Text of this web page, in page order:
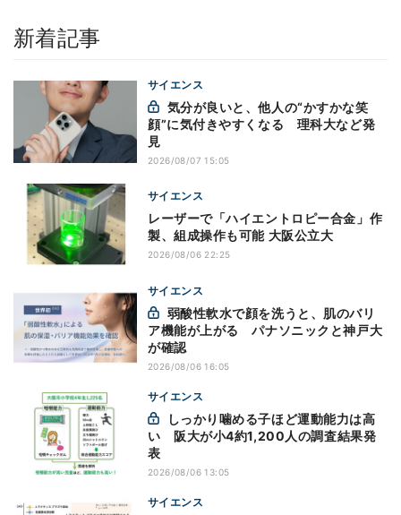
新着記事
サイエンス
顔”に気付きやすくなる 理科大など発
見
2026/08/07 15:05
サイエンス
レーザーで「ハイエントロピー合金」作
製、組成操作も可能 大阪公立大
2026/08/06 22:25
サイエンス
ア機能が上がる パナソニックと神戸大
が確認
2026/08/06 16:05
サイエンス
い 阪大が小4約1,200人の調査結果発
表
2026/08/06 13:05
サイエンス